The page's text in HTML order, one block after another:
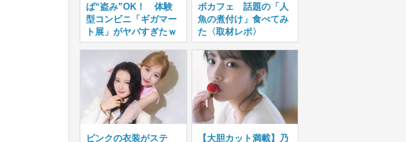
ば“盗み”OK！ 体験
型コンビニ「ギガマー
ト展」がヤバすぎたｗ
ボカフェ 話題の「人
魚の煮付け」食べてみ
た〈取材レポ〉
ピンクの衣装がステ 【大胆カット満載】乃